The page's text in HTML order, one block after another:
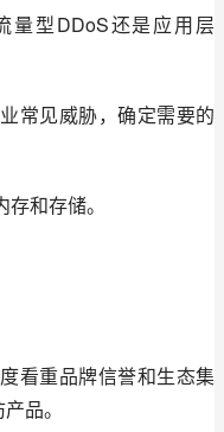
量型DDoS还是应用层
常见威胁，确定需要的
和存储。
看重品牌信誉和生态集
品。